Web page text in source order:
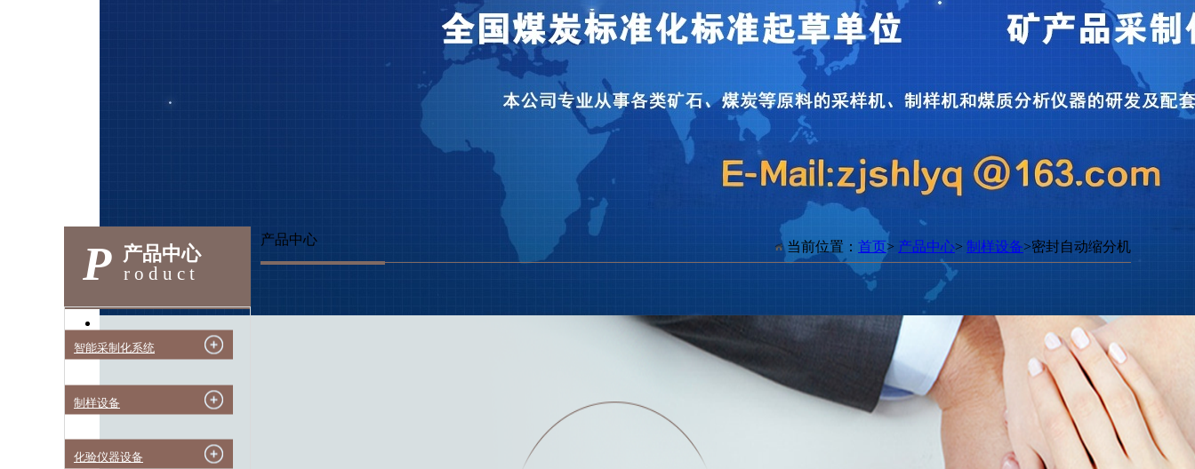
P 产品中心
roduct
智能采制化系统
制样设备
化验仪器设备
产品中心 当前位置： 首页> 产品中心> 制样设备>密封自动缩分机